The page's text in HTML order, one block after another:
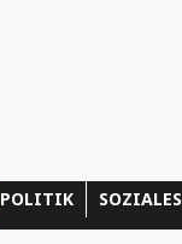
POLITIK SOZIALES